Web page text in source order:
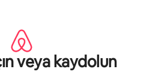
veya kaydolun